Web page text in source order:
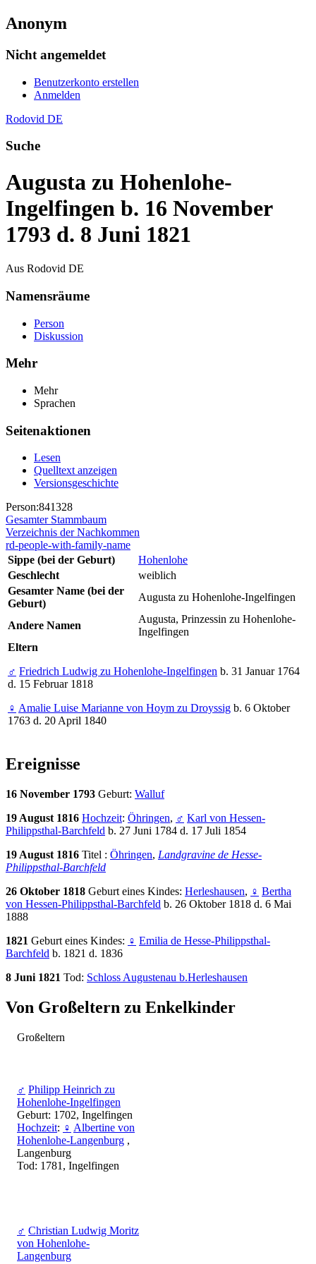
Anonym
Nicht angemeldet
Benutzerkonto erstellen
Anmelden
Rodovid DE
Suche
Augusta zu Hohenlohe-
Ingelfingen b. 16 November
1793 d. 8 Juni 1821
Aus Rodovid DE
Namensräume
Person
Diskussion
Mehr
Mehr
Sprachen
Seitenaktionen
Lesen
Quelltext anzeigen
Versionsgeschichte
Person:841328
Gesamter Stammbaum
Verzeichnis der Nachkommen
rd-people-with-family-name
Sippe (bei der Geburt)
Hohenlohe
Geschlecht
weiblich
Gesamter Name (bei der
Geburt)
Augusta zu Hohenlohe-Ingelfingen
Andere Namen
Augusta, Prinzessin zu Hohenlohe-
Ingelfingen
Eltern
♂ Friedrich Ludwig zu Hohenlohe-Ingelfingen b. 31 Januar 1764
d. 15 Februar 1818
♀ Amalie Luise Marianne von Hoym zu Droyssig b. 6 Oktober
1763 d. 20 April 1840
Ereignisse
16 November 1793 Geburt: Walluf
19 August 1816 Hochzeit: Öhringen, ♂ Karl von Hessen-
Philippsthal-Barchfeld b. 27 Juni 1784 d. 17 Juli 1854
19 August 1816 Titel : Öhringen, Landgravine de Hesse-
Philippsthal-Barchfeld
26 Oktober 1818 Geburt eines Kindes: Herleshausen, ♀ Bertha
von Hessen-Philippsthal-Barchfeld b. 26 Oktober 1818 d. 6 Mai
1888
1821 Geburt eines Kindes: ♀ Emilia de Hesse-Philippsthal-
Barchfeld b. 1821 d. 1836
8 Juni 1821 Tod: Schloss Augustenau b.Herleshausen
Von Großeltern zu Enkelkinder
Großeltern
♂ Philipp Heinrich zu
Hohenlohe-Ingelfingen
Geburt: 1702, Ingelfingen
Hochzeit: ♀ Albertine von
Hohenlohe-Langenburg ,
Langenburg
Tod: 1781, Ingelfingen
♂ Christian Ludwig Moritz
von Hohenlohe-
Langenburg